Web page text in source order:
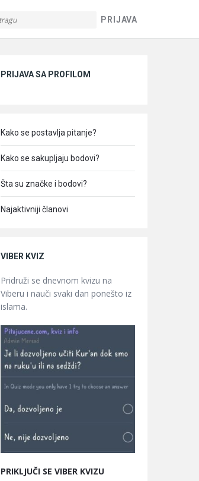
PRIJAVA
PRIJAVA SA PROFILOM
Kako se postavlja pitanje?
Kako se sakupljaju bodovi?
Šta su značke i bodovi?
Najaktivniji članovi
VIBER KVIZ
Pridruži se dnevnom kvizu na
Viberu i nauči svaki dan ponešto iz
islama.
PRIKLJUČI SE VIBER KVIZU